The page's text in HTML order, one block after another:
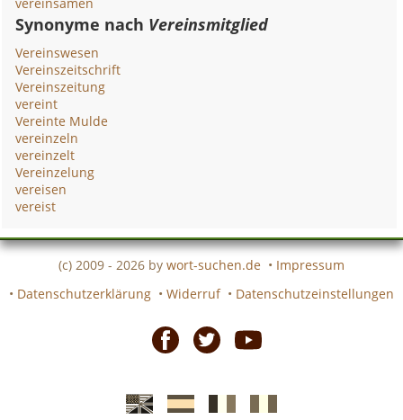
Synonyme nach Vereinsmitglied
Vereinswesen
Vereinszeitschrift
Vereinszeitung
vereint
Vereinte Mulde
vereinzeln
vereinzelt
Vereinzelung
vereisen
vereist
(c) 2009 - 2026 by wort-suchen.de • Impressum
• Datenschutzerklärung • Widerruf • Datenschutzeinstellungen